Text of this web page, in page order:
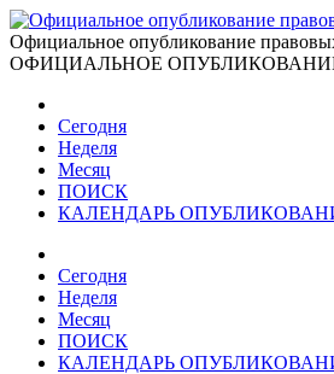
Официальное опубликование
ОФИЦИАЛЬНОЕ
Сегодня
Неделя
Месяц
ПОИСК
КАЛЕНДАРЬ
Сегодня
Неделя
Месяц
ПОИСК
КАЛЕНДАРЬ